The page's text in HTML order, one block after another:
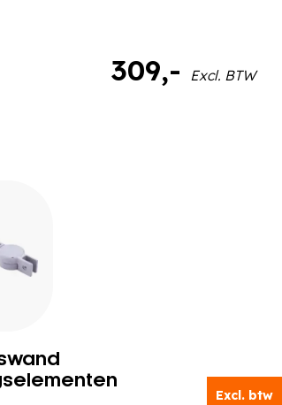
Excl. btw
309,- Excl. BTW